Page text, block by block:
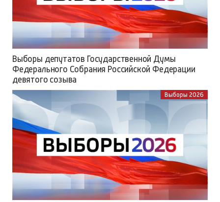
Выборы депутатов Государственной Думы
Федерального Собрания Российской Федерации
девятого созыва
Выборы 2026